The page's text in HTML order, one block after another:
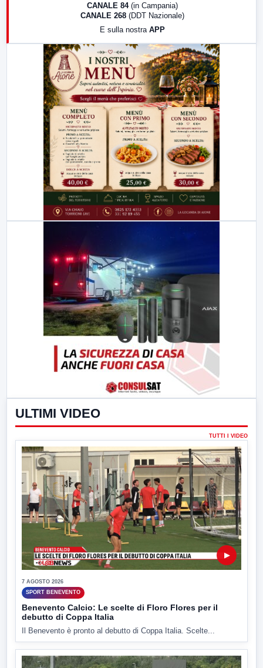
LabNews (replica)
CANALE 84 (in Campania)
CANALE 268 (DDT Nazionale)
E sulla nostra APP
ULTIMI VIDEO
TUTTI I VIDEO
▶
7 AGOSTO 2026
SPORT BENEVENTO
Benevento Calcio: Le scelte di Floro Flores per il
debutto di Coppa Italia
Il Benevento è pronto al debutto di Coppa Italia. Scelte...